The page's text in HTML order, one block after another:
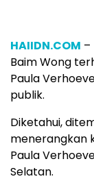
HAIIDN.COM –
Baim Wong
Paula
publik.
Diketahui,
menerangkan
Paula
Selatan.